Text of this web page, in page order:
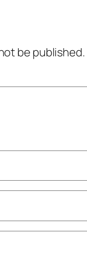
be published.